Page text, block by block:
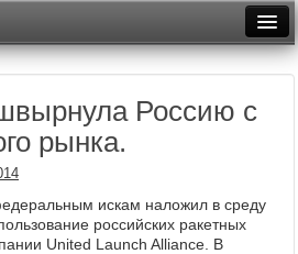
Неделя
Месяц
Архив
Россию с
рынка.
искам наложил в среду
российских ракетных
United Launch Alliance. В